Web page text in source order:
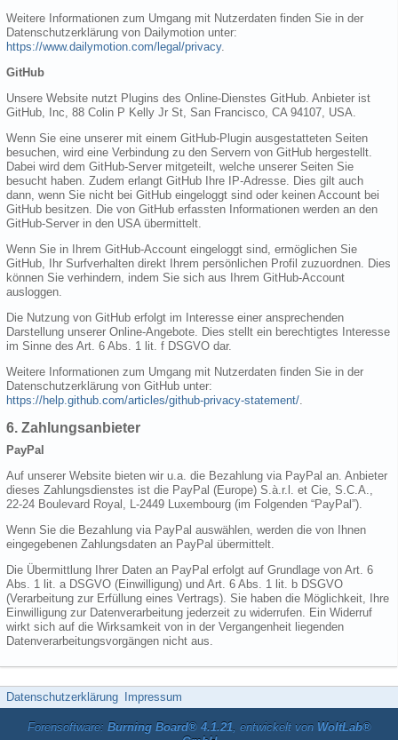
Weitere Informationen zum Umgang mit Nutzerdaten finden Sie in der
Datenschutzerklärung von Dailymotion unter:
https://www.dailymotion.com/legal/privacy.
GitHub
Unsere Website nutzt Plugins des Online-Dienstes GitHub. Anbieter ist
GitHub, Inc, 88 Colin P Kelly Jr St, San Francisco, CA 94107, USA.
Wenn Sie eine unserer mit einem GitHub-Plugin ausgestatteten Seiten
besuchen, wird eine Verbindung zu den Servern von GitHub hergestellt.
Dabei wird dem GitHub-Server mitgeteilt, welche unserer Seiten Sie
besucht haben. Zudem erlangt GitHub Ihre IP-Adresse. Dies gilt auch
dann, wenn Sie nicht bei GitHub eingeloggt sind oder keinen Account bei
GitHub besitzen. Die von GitHub erfassten Informationen werden an den
GitHub-Server in den USA übermittelt.
Wenn Sie in Ihrem GitHub-Account eingeloggt sind, ermöglichen Sie
GitHub, Ihr Surfverhalten direkt Ihrem persönlichen Profil zuzuordnen. Dies
können Sie verhindern, indem Sie sich aus Ihrem GitHub-Account
ausloggen.
Die Nutzung von GitHub erfolgt im Interesse einer ansprechenden
Darstellung unserer Online-Angebote. Dies stellt ein berechtigtes Interesse
im Sinne des Art. 6 Abs. 1 lit. f DSGVO dar.
Weitere Informationen zum Umgang mit Nutzerdaten finden Sie in der
Datenschutzerklärung von GitHub unter:
https://help.github.com/articles/github-privacy-statement/
6. Zahlungsanbieter
PayPal
Auf unserer Website bieten wir u.a. die Bezahlung via PayPal an. Anbieter
dieses Zahlungsdienstes ist die PayPal (Europe) S.à.r.l. et Cie, S.C.A.,
22-24 Boulevard Royal, L-2449 Luxembourg (im Folgenden “PayPal”).
Wenn Sie die Bezahlung via PayPal auswählen, werden die von Ihnen
eingegebenen Zahlungsdaten an PayPal übermittelt.
Die Übermittlung Ihrer Daten an PayPal erfolgt auf Grundlage von Art. 6
Abs. 1 lit. a DSGVO (Einwilligung) und Art. 6 Abs. 1 lit. b DSGVO
(Verarbeitung zur Erfüllung eines Vertrags). Sie haben die Möglichkeit, Ihre
Einwilligung zur Datenverarbeitung jederzeit zu widerrufen. Ein Widerruf
wirkt sich auf die Wirksamkeit von in der Vergangenheit liegenden
Datenverarbeitungsvorgängen nicht aus.
Datenschutzerklärung Impressum
Forensoftware: Burning Board® 4.1.21, entwickelt von WoltLab®